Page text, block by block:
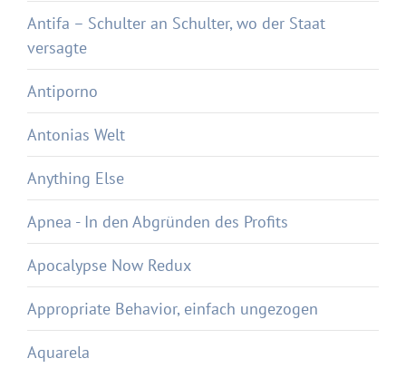
Antifa – Schulter an Schulter, wo der Staat
versagte
Antiporno
Antonias Welt
Anything Else
Apnea - In den Abgründen des Profits
Apocalypse Now Redux
Appropriate Behavior, einfach ungezogen
Aquarela